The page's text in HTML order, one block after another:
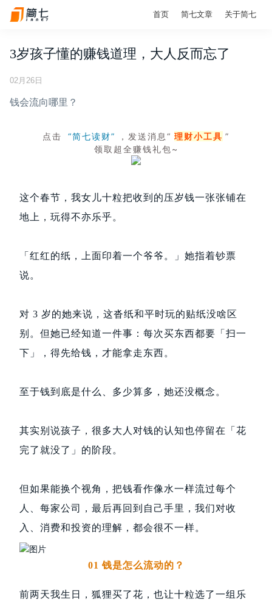
首页 简七文章 关于简七
3岁孩子懂的赚钱道理，大人反而忘了
02月26日
钱会流向哪里？
点击 “简七读财” ，发送消息“ 理财小工具 ”
领取超全赚钱礼包~
这个春节，我女儿十粒把收到的压岁钱一张张铺在
地上，玩得不亦乐乎。
「红红的纸，上面印着一个爷爷。」她指着钞票
说。
对 3 岁的她来说，这沓纸和平时玩的贴纸没啥区
别。但她已经知道一件事：每次买东西都要「扫一
下」，得先给钱，才能拿走东西。
至于钱到底是什么、多少算多，她还没概念。
其实别说孩子，很多大人对钱的认知也停留在「花
完了就没了」的阶段。
但如果能换个视角，把钱看作像水一样流过每个
人、每家公司，最后再回到自己手里，我们对收
入、消费和投资的理解，都会很不一样。
01 钱是怎么流动的？
前两天我生日，狐狸买了花，也让十粒选了一组乐